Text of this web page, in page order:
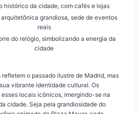
histórico da cidade, com cafés e lojas
grandiosa, sede de eventos
reais
do relógio, simbolizando a energia da
cidade
refletem o passado ilustre de Madrid, mas
vibrante identidade cultural. Os
locais icônicos, imergindo-se na
cidade. Seja pela grandiosidade do